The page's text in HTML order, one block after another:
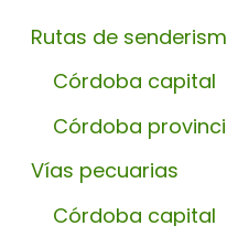
Rutas de
Córdoba capital
Córdoba
Vías pecuarias
Córdoba capital